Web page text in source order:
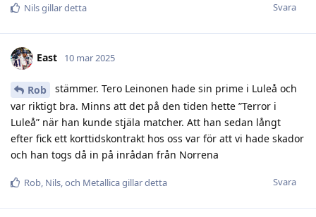
Svara
Nilsgillar detta
East 10 mar 2025
Rob
stämmer. Tero Leinonen hade sin prime i Luleå och
var riktigt bra. Minns att det på den tiden hette ”Terror i
Luleå” när han kunde stjäla matcher. Att han sedan långt
efter fick ett korttidskontrakt hos oss var för att vi hade skador
och han togs då in på inrådan från Norrena
Svara
Rob, Nils, och Metallicagillar detta